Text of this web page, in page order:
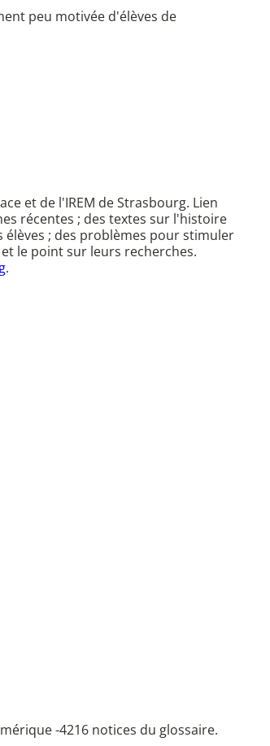
peu motivée d'élèves de
et de l'IREM de Strasbourg. Lien
récentes ; des textes sur l'histoire
; des problèmes pour stimuler
le point sur leurs recherches.
.
-4216 notices du glossaire.